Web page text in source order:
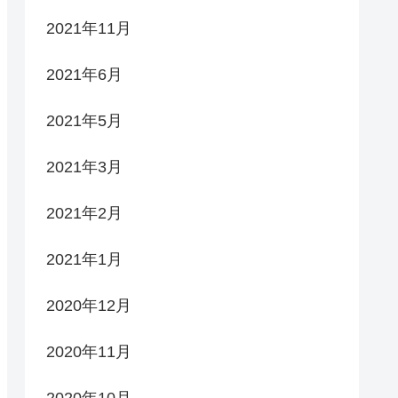
2021年11月
2021年6月
2021年5月
2021年3月
2021年2月
2021年1月
2020年12月
2020年11月